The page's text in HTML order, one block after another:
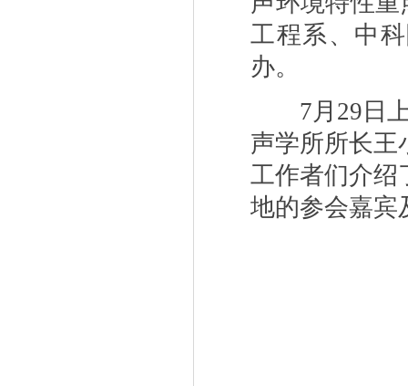
工程系、中
办。
7月 29 日
声学所所长王
工作者们介绍
地的参会嘉宾